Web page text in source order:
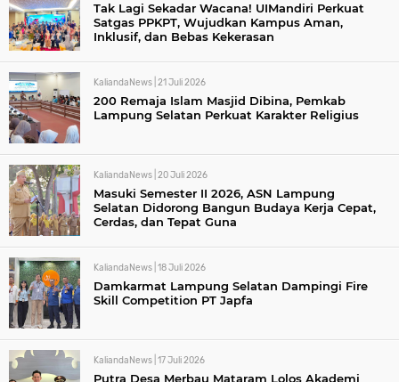
Tak Lagi Sekadar Wacana! UIMandiri Perkuat
Satgas PPKPT, Wujudkan Kampus Aman,
Inklusif, dan Bebas Kekerasan
KaliandaNews | 21 Juli 2026
200 Remaja Islam Masjid Dibina, Pemkab
Lampung Selatan Perkuat Karakter Religius
KaliandaNews | 20 Juli 2026
Masuki Semester II 2026, ASN Lampung
Selatan Didorong Bangun Budaya Kerja Cepat,
Cerdas, dan Tepat Guna
KaliandaNews | 18 Juli 2026
Damkarmat Lampung Selatan Dampingi Fire
Skill Competition PT Japfa
KaliandaNews | 17 Juli 2026
Putra Desa Merbau Mataram Lolos Akademi